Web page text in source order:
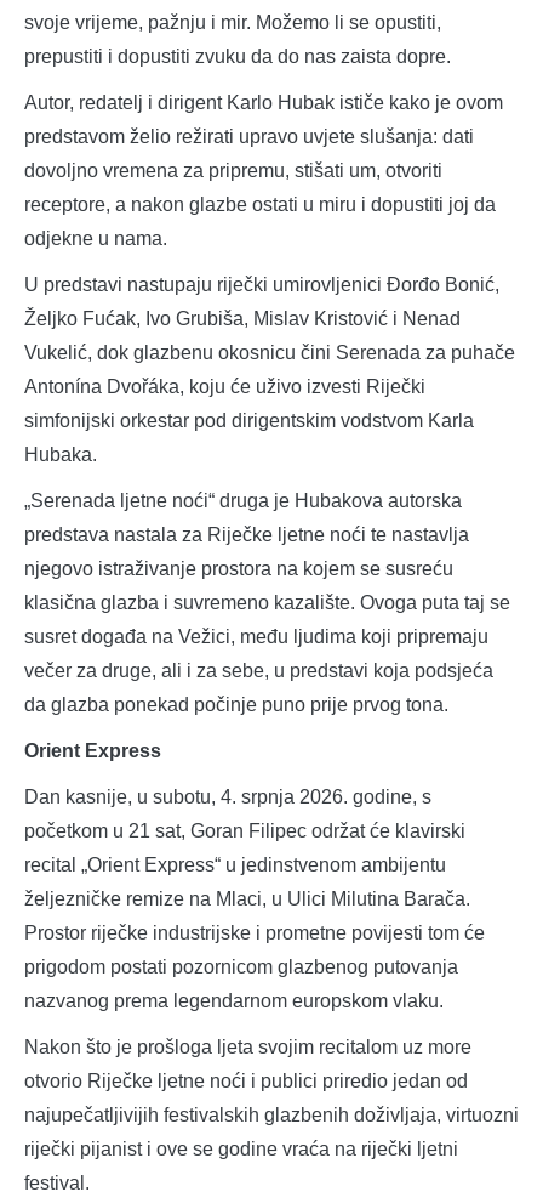
svoje vrijeme, pažnju i mir. Možemo li se opustiti,
prepustiti i dopustiti zvuku da do nas zaista dopre.
Autor, redatelj i dirigent Karlo Hubak ističe kako je ovom
predstavom želio režirati upravo uvjete slušanja: dati
dovoljno vremena za pripremu, stišati um, otvoriti
receptore, a nakon glazbe ostati u miru i dopustiti joj da
odjekne u nama.
U predstavi nastupaju riječki umirovljenici Đorđo Bonić,
Željko Fućak, Ivo Grubiša, Mislav Kristović i Nenad
Vukelić, dok glazbenu okosnicu čini Serenada za puhače
Antonína Dvořáka, koju će uživo izvesti Riječki
simfonijski orkestar pod dirigentskim vodstvom Karla
Hubaka.
„Serenada ljetne noći“ druga je Hubakova autorska
predstava nastala za Riječke ljetne noći te nastavlja
njegovo istraživanje prostora na kojem se susreću
klasična glazba i suvremeno kazalište. Ovoga puta taj se
susret događa na Vežici, među ljudima koji pripremaju
večer za druge, ali i za sebe, u predstavi koja podsjeća
da glazba ponekad počinje puno prije prvog tona.
Orient Express
Dan kasnije, u subotu, 4. srpnja 2026. godine, s
početkom u 21 sat, Goran Filipec održat će klavirski
recital „Orient Express“ u jedinstvenom ambijentu
željezničke remize na Mlaci, u Ulici Milutina Barača.
Prostor riječke industrijske i prometne povijesti tom će
prigodom postati pozornicom glazbenog putovanja
nazvanog prema legendarnom europskom vlaku.
Nakon što je prošloga ljeta svojim recitalom uz more
otvorio Riječke ljetne noći i publici priredio jedan od
najupečatljivijih festivalskih glazbenih doživljaja, virtuozni
riječki pijanist i ove se godine vraća na riječki ljetni
festival.